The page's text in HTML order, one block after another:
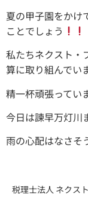
夏の甲子園をかけ
ことでしょう
私たちネクスト・
算に取り組んでい
精一杯頑張ってい
今日は諫早万灯川
雨の心配はなさそ
税理士法人 ネクス